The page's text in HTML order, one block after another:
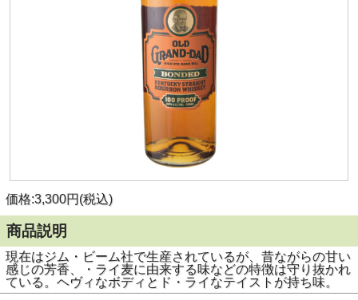
価格:3,300円(税込)
商品説明
現在はジム・ビーム社で生産されているが、昔ながらの甘い
感じの芳香、・ライ麦に由来する味などの特徴は守り抜かれ
ている。ヘヴィなボディとド・ライなテイストが持ち味。